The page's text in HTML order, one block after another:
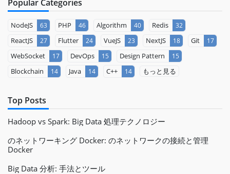
Popular Categories
NodeJS 63 PHP 46 Algorithm 40 Redis 32
ReactJS 27 Flutter 24 VueJS 23 NextJS 18 Git 17
WebSocket 17 DevOps 15 Design Pattern 15
Blockchain 14 Java 14 C++ 14 もっと見る
Top Posts
Hadoop vs Spark: Big Data 処理テクノロジー
のネットワーキング Docker: のネットワークの接続と管理
Docker
Big Data 分析: 手法とツール